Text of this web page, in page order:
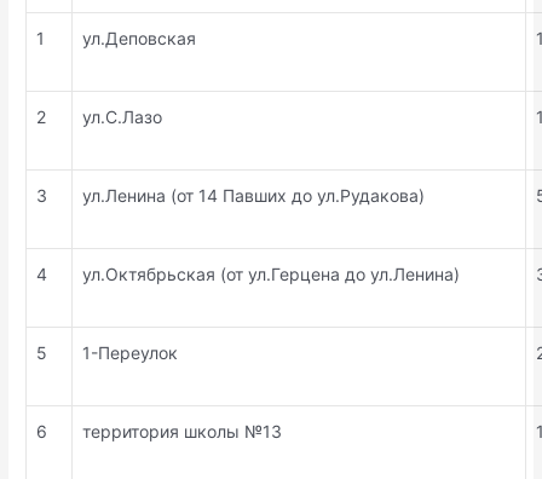
1 ул.Деповская
2 ул.С.Лазо
3 ул.Ленина (от 14 Павших до ул.Рудакова)
4 ул.Октябрьская (от ул.Герцена до ул.Ленина)
5 1-Переулок
6 территория школы №13